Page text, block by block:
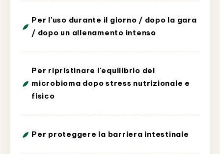
Per l'uso durante il giorno / dopo la gara
/ dopo un allenamento intenso
Per ripristinare l'equilibrio del
microbioma dopo stress nutrizionale e
fisico
Per proteggere la barriera intestinale